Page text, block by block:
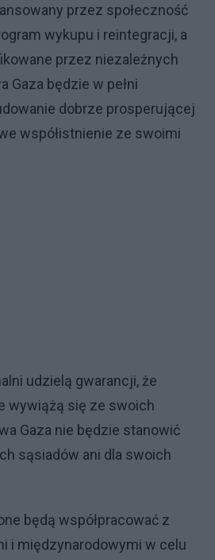
przez społeczność
wykupu i reintegracji, a
przez niezależnych
Gaza będzie w pełni
dobrze prosperującej
współistnienie ze swoimi
udzielą gwarancji, że
wywiążą się ze swoich
Gaza nie będzie stanowić
sąsiadów ani dla swoich
będą współpracować z
i międzynarodowymi w celu